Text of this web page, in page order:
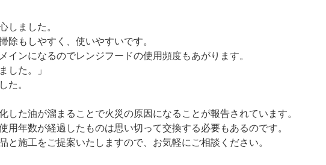
しました。
除もしやすく、使いやすいです。
インになるのでレンジフードの使用頻度もあがります。
した。」
た。
した油が溜まることで火災の原因になることが報告されています。
用年数が経過したものは思い切って交換する必要もあるのです。
と施工をご提案いたしますので、お気軽にご相談ください。